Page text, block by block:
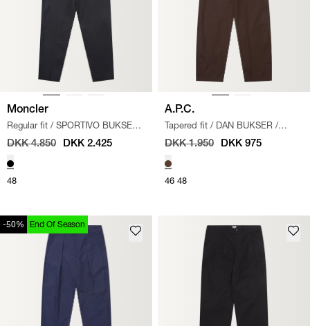
Moncler
Regular fit / SPORTIVO BUKSER
SORT
DKK 4.850 DKK 2.425
48
A.P.C.
Tapered fit / DAN BUKSER /
BRUN
DKK 1.950 DKK 975
46 48
-50% End Of Season